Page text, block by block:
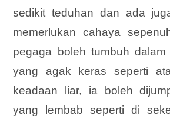
sedikit teduhan dan ada
memerlukan cahaya
pegaga boleh tumbuh
yang agak keras seperti
keadaan liar, ia boleh
yang lembab seperti di